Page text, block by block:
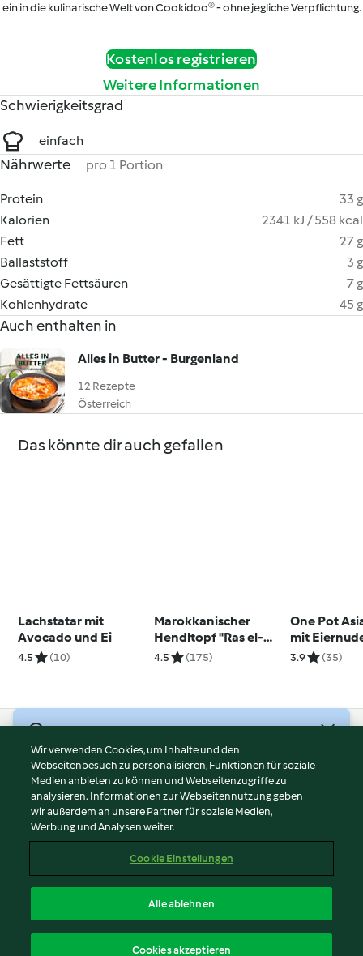
ein in die kulinarische Welt von Cookidoo® - ohne jegliche Verpflichtung.
Kostenlos registrieren
Weitere Informationen
Schwierigkeitsgrad
einfach
Nährwerte pro 1 Portion
Protein
33 g
Kalorien
2341 kJ / 558 kcal
Fett
27 g
Ballaststoff
3 g
Gesättigte Fettsäuren
7 g
Kohlenhydrate
45 g
Auch enthalten in
Alles in Butter - Burgenland
12 Rezepte
Österreich
Das könnte dir auch gefallen
Lachstatar mit
Avocado und Ei
4.5 (10)
Marokkanischer
Hendltopf "Ras el-
Hanout" mit Reis
4.5 (175)
One Pot
mit
Huhn
3.9 (35)
Nutzungsbedingungen
Datenschutzrichtlinien
Disclaimer
Impressum
Inhalt melden
Erklärung zur Barrierefreiheit
Wir verwenden Cookies, um Inhalte und den
Webseitenbesuch zu personalisieren, Funktionen für soziale
Medien anbieten zu können und Webseitenzugriffe zu
analysieren. Informationen zur Webseitennutzung geben
wir außerdem an unsere Partner für soziale Medien,
Werbung und Analysen weiter.
Cookie Einstellungen
Alle ablehnen
Cookies akzeptieren